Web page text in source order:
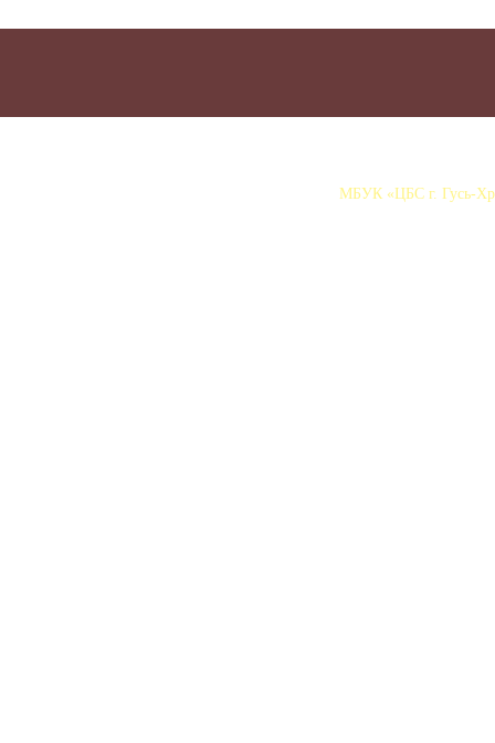
МБУК «ЦБС г. Гусь-